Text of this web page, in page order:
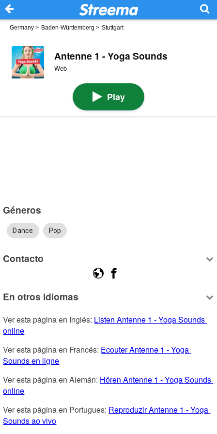
Germany > Baden-Württemberg > Stuttgart
Antenne 1 - Yoga Sounds
Web
Play
Géneros
Dance Pop
Contacto
En otros idiomas
Ver esta página en Inglés: Listen Antenne 1 - Yoga Sounds
online
Ver esta página en Francés: Ecouter Antenne 1 - Yoga
Sounds en ligne
Ver esta página en Alemán: Hören Antenne 1 - Yoga Sounds
online
Ver esta página en Portugues: Reproduzir Antenne 1 - Yoga
Sounds ao vivo